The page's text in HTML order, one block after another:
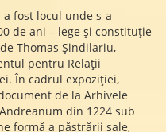
fost locul unde s-a
de ani – lege și constituție
Thomas Șindilariu,
pentru Relații
În cadrul expoziției,
de la Arhivele
din 1224 sub
formă a păstrării sale,